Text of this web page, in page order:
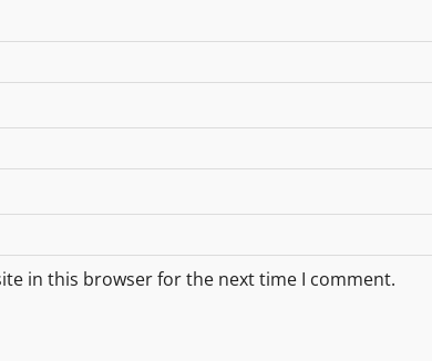
in this browser for the next time I comment.